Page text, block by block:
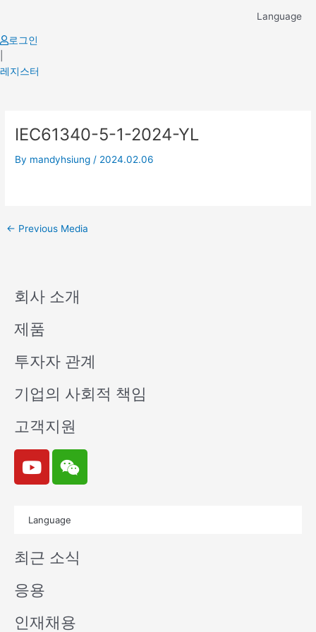
content
Language
로그인
레지스터
IEC61340-5-1-2024-YL
By mandyhsiung / 2024.02.06
navigation
← Previous Media
회사 소개
제품
투자자 관계
기업의 사회적 책임
고객지원
Y
o
u
e
W
e
i
n
Language
최근 소식
응용
인재채용